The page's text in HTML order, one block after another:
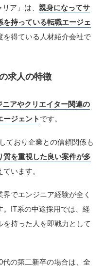
ア」は、 親身になってサ
持っている転職エージェ
を得ている人材紹介会社で
求人の特徴
ニアやクリエイター関連の
ージェント です。
ており企業との信頼関係も
質を重視した良い案件が多
います。
でエンジニア経験が全く
IT系の中途採用では、経
持った人を即戦力として
の第二新卒の場合は、全